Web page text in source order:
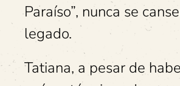
Paraíso”, nunca se
legado.
Tatiana, a pesar de